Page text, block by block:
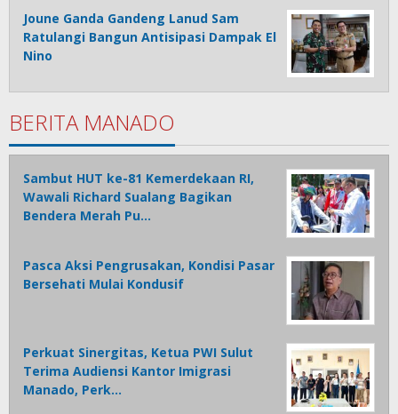
Joune Ganda Gandeng Lanud Sam
Ratulangi Bangun Antisipasi Dampak El
Nino
BERITA MANADO
Sambut HUT ke-81 Kemerdekaan RI,
Wawali Richard Sualang Bagikan
Bendera Merah Pu…
Pasca Aksi Pengrusakan, Kondisi Pasar
Bersehati Mulai Kondusif
Perkuat Sinergitas, Ketua PWI Sulut
Terima Audiensi Kantor Imigrasi
Manado, Perk…